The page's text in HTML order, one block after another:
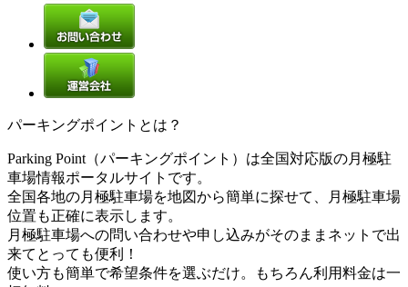
パーキングポイントとは？
Parking Point（パーキングポイント）は全国対応版の月極駐
車場情報ポータルサイトです。
全国各地の月極駐車場を地図から簡単に探せて、月極駐車場
位置も正確に表示します。
月極駐車場への問い合わせや申し込みがそのままネットで出
来てとっても便利！
使い方も簡単で希望条件を選ぶだけ。もちろん利用料金は一